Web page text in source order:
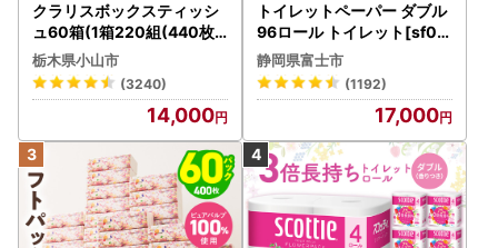
クラリスボックスティッシ
ュ60箱(1箱220組(440枚))
(5個入り×12セット)【配送
不可地域：離島・沖縄県】
【1256759】
栃木県小山市
(3240)
14,000
トイレットペーパー ダブル
96ロール トイレット[sf00
1-012]
静岡県富士市
(1192)
17,000